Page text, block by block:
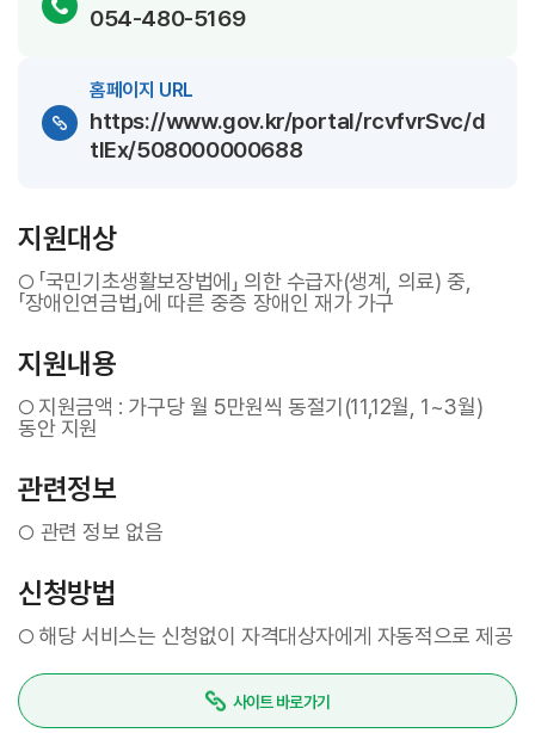
054-480-5169
홈페이지 URL
https://www.gov.kr/portal/rcvfvrSvc/d
tlEx/508000000688
지원대상
○ 「국민기초생활보장법에」 의한 수급자(생계, 의료) 중,
「장애인연금법」에 따른 중증 장애인 재가 가구
지원내용
○ 지원금액 : 가구당 월 5만원씩 동절기(11,12월, 1~3월)
동안 지원
관련정보
○ 관련 정보 없음
신청방법
○ 해당 서비스는 신청없이 자격대상자에게 자동적으로 제공
사이트 바로가기